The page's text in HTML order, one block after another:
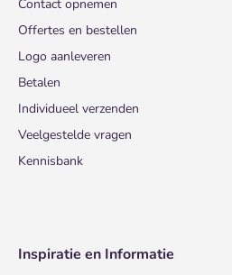
Contact opnemen
Offertes en bestellen
Logo aanleveren
Betalen
Individueel verzenden
Veelgestelde vragen
Kennisbank
Inspiratie en Informatie